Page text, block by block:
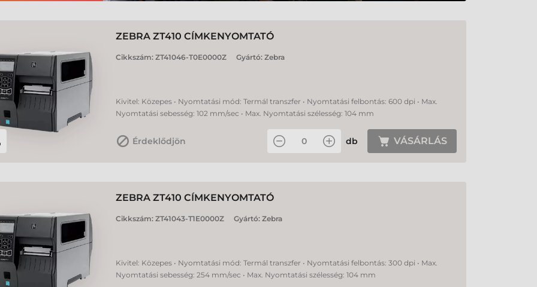
ZEBRA ZT410 CÍMKENYOMTATÓ
Cikkszám: ZT41046-T0E0000Z Gyártó: Zebra
Kivitel: Közepes • Nyomtatási mód: Termál transzfer • Nyomtatási felbontás: 600 dpi • Max.
Nyomtatási sebesség: 102 mm/sec • Max. Nyomtatási szélesség: 104 mm
Érdeklődjön db VÁSÁRLÁS
ZEBRA ZT410 CÍMKENYOMTATÓ
Cikkszám: ZT41043-T1E0000Z Gyártó: Zebra
Kivitel: Közepes • Nyomtatási mód: Termál transzfer • Nyomtatási felbontás: 300 dpi • Max.
Nyomtatási sebesség: 254 mm/sec • Max. Nyomtatási szélesség: 104 mm